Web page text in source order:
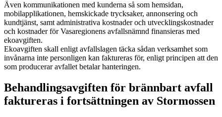
Även kommunikationen med kunderna så som hemsidan,
mobilapplikationen, hemskickade trycksaker, annonsering och
kundtjänst, samt administrativa kostnader och utvecklingskostnader
och kostnader för Vasaregionens avfallsnämnd finansieras med
ekoavgiften.
Ekoavgiften skall enligt avfallslagen täcka sådan verksamhet som
invånarna inte personligen kan faktureras för, enligt principen att den
som producerar avfallet betalar hanteringen.
Behandlingsavgiften för brännbart avfall
faktureras i fortsättningen av Stormossen